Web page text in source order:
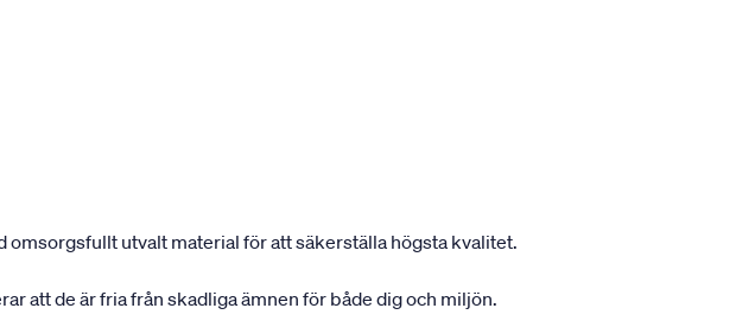
utvalt material för att säkerställa högsta kvalitet.
att de är fria från skadliga ämnen för både dig och miljön.